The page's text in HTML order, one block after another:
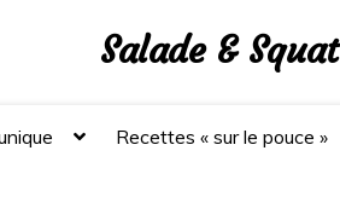
Salade & Squat
Recettes « sur le pouce »